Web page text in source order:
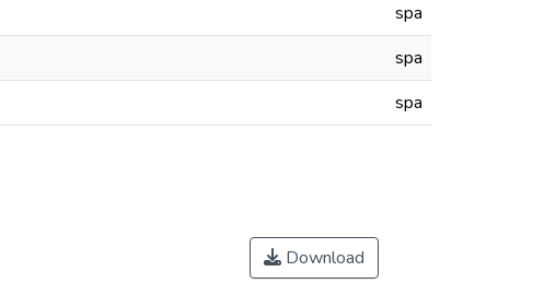
spa
spa
spa
Download